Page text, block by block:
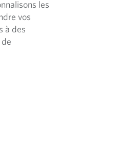
les
vos
à des